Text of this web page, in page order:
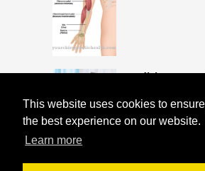
This website uses cookies to
the best experience on our website.
Learn more
Medicina